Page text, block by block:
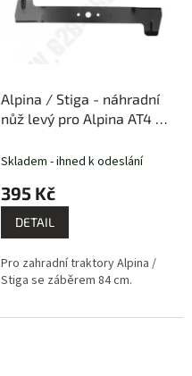
Alpina / Stiga - náhradní
nůž levý pro Alpina AT4 98
2398HW, 3098H, 3398H
Skladem - ihned k odeslání
395 Kč
DETAIL
Pro zahradní traktory Alpina /
Stiga se záběrem 84 cm.